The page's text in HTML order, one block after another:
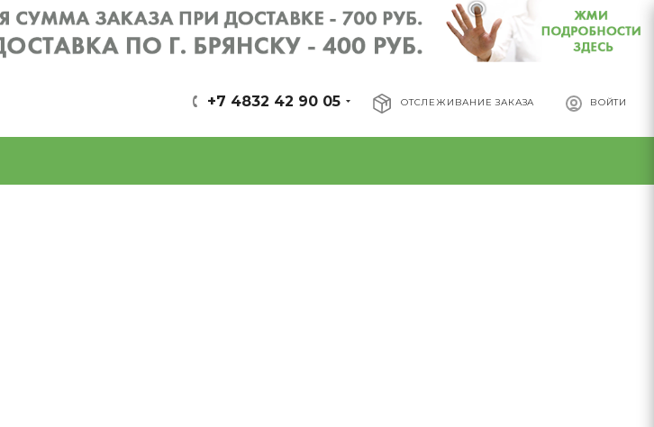
ОТСЛЕЖИВАНИЕ ЗАКАЗА ВОЙТИ
+7 4832 42 90 05